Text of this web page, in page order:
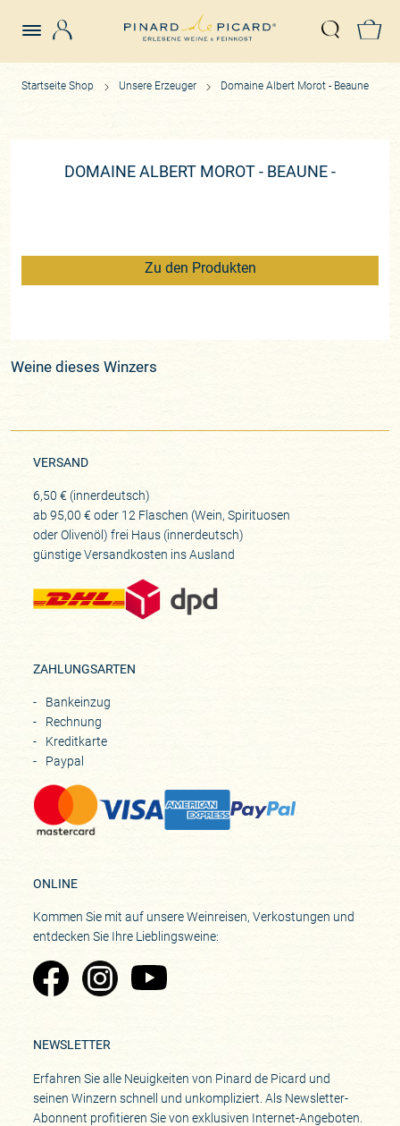
Suche
Startseite Shop Unsere Erzeuger Domaine Albert Morot - Beaune
DOMAINE ALBERT MOROT - BEAUNE -
Zu den Produkten
Weine dieses Winzers
VERSAND
6,50 € (innerdeutsch)
ab 95,00 € oder 12 Flaschen (Wein, Spirituosen
oder Olivenöl) frei Haus (innerdeutsch)
günstige Versandkosten ins Ausland
ZAHLUNGSARTEN
Bankeinzug
Rechnung
Kreditkarte
Paypal
ONLINE
Kommen Sie mit auf unsere Weinreisen, Verkostungen und
entdecken Sie Ihre Lieblingsweine:
Zu Pinard's Facebook-Seite
Zu Pinard's Instagram-Seite
Zu Pinard's YouTube-Seite
NEWSLETTER
Erfahren Sie alle Neuigkeiten von Pinard de Picard und
seinen Winzern schnell und unkompliziert. Als Newsletter-
Abonnent profitieren Sie von exklusiven Internet-Angeboten.